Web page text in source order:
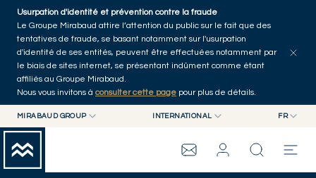
Skip to main content
Usurpation d'identité et prévention contre la fraude
Le Groupe Mirabaud attire l’attention du public sur le fait que des
tentatives de fraude, se basant notamment sur l'usurpation
d'identité de ses entités, peuvent être effectuées notamment par
le biais de sites internet, se présentant indûment comme étant
affiliés au Groupe Mirabaud.
Nous vous invitons à consulter cette page pour plus de détails.
MIRABAUD GROUP
MIRABAUD ASSET MANAGEMENT
MIRABAUD INVESTMENTS
INTERNATIONAL FR
FR
DE
GROUPE MIRABAUD
INFORMATIONS
LÉGALES